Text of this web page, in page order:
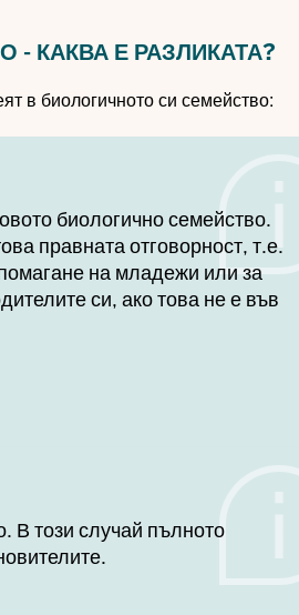
КАКВА Е РАЗЛИКАТА?
в биологичното си семейство:
биологично семейство.
правната отговорност, т.е.
на младежи или за
си, ако това не е във
В този случай пълното